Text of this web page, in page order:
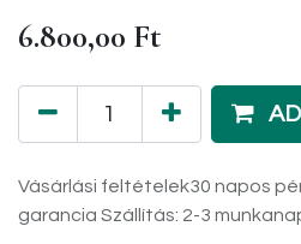
6.800,00 Ft
Vásárlási feltételek30 napos
garancia Szállítás: 2-3